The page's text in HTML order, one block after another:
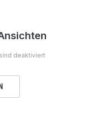
deaktiviert